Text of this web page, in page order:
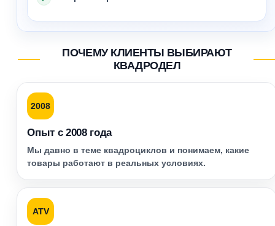
ПОЧЕМУ КЛИЕНТЫ ВЫБИРАЮТ
КВАДРОДЕЛ
2008
Опыт с 2008 года
Мы давно в теме квадроциклов и понимаем, какие
товары работают в реальных условиях.
ATV